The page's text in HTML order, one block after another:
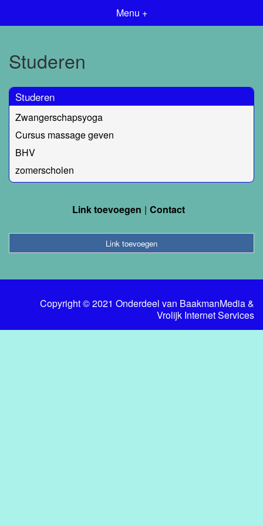
Menu +
Studeren
Studeren
Zwangerschapsyoga
Cursus massage geven
BHV
zomerscholen
Link toevoegen Contact
Link toevoegen
Copyright © 2021 Onderdeel van BaakmanMedia&
Vrolijk Internet Services